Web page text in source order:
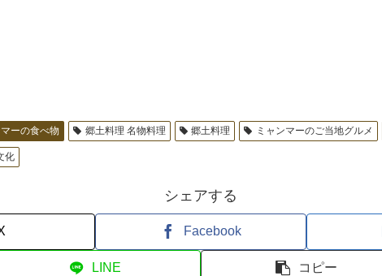
ーの食べ物 郷土料理 名物料理 郷土料理 ミャンマーのご当地グルメ
化
シェアする
Facebook
LINE コピー